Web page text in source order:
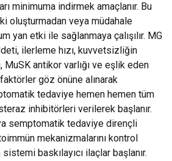
minimuma indirmek amaçlanır. Bu
oluşturmadan veya müdahale
yan etki ile sağlanmaya çalışılır. MG
ilerleme hızı, kuvvetsizliğin
MuSK antikor varlığı ve eşlik eden
göz önüne alınarak
tedaviye hemen hemen tüm
inhibitörleri verilerek başlanır.
semptomatik tedaviye dirençli
mekanizmalarını kontrol
baskılayıcı ilaçlar başlanır.